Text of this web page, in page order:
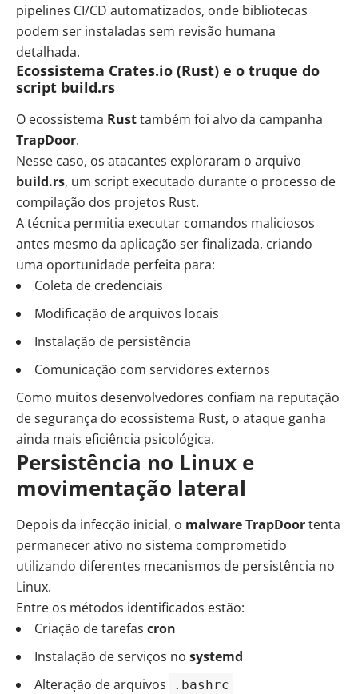
pipelines CI/CD automatizados, onde bibliotecas
podem ser instaladas sem revisão humana
detalhada.
Ecossistema Crates.io (Rust) e o truque do
script build.rs
O ecossistema Rusttambém foi alvo da campanha
TrapDoor.
Nesse caso, os atacantes exploraram o arquivo
build.rs, um script executado durante o processo de
compilação dos projetos Rust.
A técnica permitia executar comandos maliciosos
antes mesmo da aplicação ser finalizada, criando
uma oportunidade perfeita para:
Coleta de credenciais
Modificação de arquivos locais
Instalação de persistência
Comunicação com servidores externos
Como muitos desenvolvedores confiam na reputação
de segurança do ecossistema Rust, o ataque ganha
ainda mais eficiência psicológica.
Persistência no Linux e
movimentação lateral
Depois da infecção inicial, o malware TrapDoortenta
permanecer ativo no sistema comprometido
utilizando diferentes mecanismos de persistência no
Linux.
Entre os métodos identificados estão:
Criação de tarefas cron
Instalação de serviços no systemd
Alteração de arquivos
.bashrc